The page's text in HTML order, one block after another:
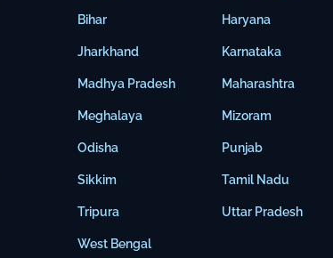
Bihar
Jharkhand
Madhya Pradesh
Meghalaya
Odisha
Sikkim
Tripura
West Bengal
Haryana
Karnataka
Maharashtra
Mizoram
Punjab
Tamil Nadu
Uttar Pradesh